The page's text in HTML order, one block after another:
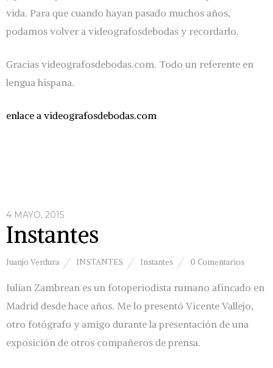
vida. Para que cuando hayan pasado muchos años,
podamos volver a videografosdebodas y recordarlo.
Gracias videografosdebodas.com. Todo un referente en
lengua hispana.
enlace a videografosdebodas.com
4 MAYO, 2015
Instantes
Juanjo Verdura INSTANTES Instantes 0 Comentarios
Iulian Zambrean es un fotoperiodista rumano afincado en
Madrid desde hace años. Me lo presentó Vicente Vallejo,
otro fotógrafo y amigo durante la presentación de una
exposición de otros compañeros de prensa.